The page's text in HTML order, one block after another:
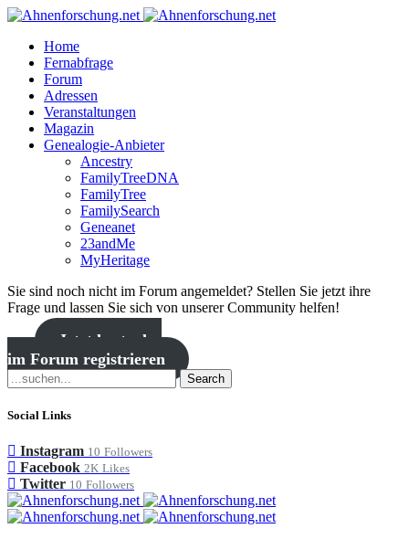
Home
Fernabfrage
Forum
Adressen
Veranstaltungen
Magazin
Genealogie-Anbieter
Ancestry
FamilyTreeDNA
FamilyTree
FamilySearch
Geneanet
23andMe
MyHeritage
Sie sind noch nicht im Forum angemeldet? Stellen Sie jetzt ihre
Frage und lassen Sie sich von unserer Community helfen!
Jetzt kostenlos
im Forum registrieren
Search
Social Links
Instagram 10 Followers
Facebook 2K Likes
Twitter 10 Followers